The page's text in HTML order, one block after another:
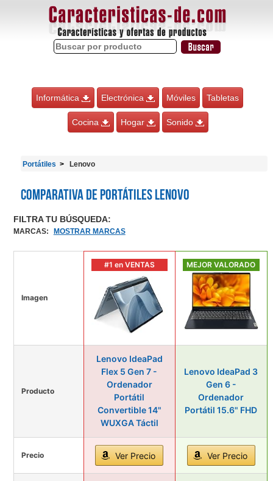
Informática Electrónica Móviles Tabletas
Cocina Hogar Sonido
Portátiles Lenovo
Comparativa de Portátiles Lenovo
FILTRA TU BÚSQUEDA:
MARCAS: MOSTRAR MARCAS
Imagen
#1 en VENTAS MEJOR VALORADO
Producto
Lenovo IdeaPad
Flex 5 Gen 7 -
Ordenador
Portátil
Convertible 14"
WUXGA Táctil
Lenovo IdeaPad 3
Gen 6 -
Ordenador
Portátil 15.6" FHD
Precio Ver Precio Ver Precio